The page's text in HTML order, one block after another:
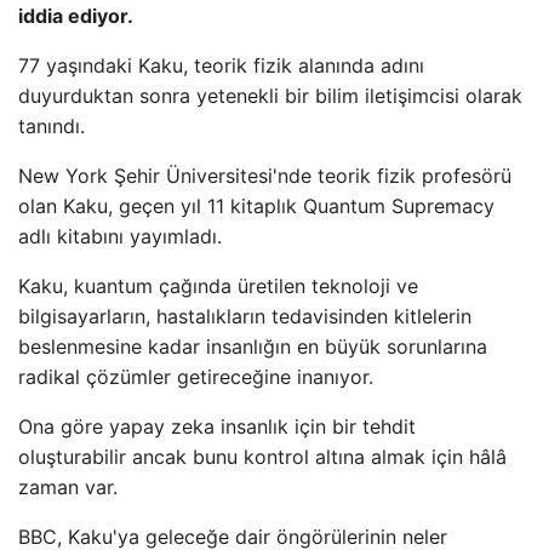
iddia ediyor.
77 yaşındaki Kaku, teorik fizik alanında adını
duyurduktan sonra yetenekli bir bilim iletişimcisi olarak
tanındı.
New York Şehir Üniversitesi'nde teorik fizik profesörü
olan Kaku, geçen yıl 11 kitaplık Quantum Supremacy
adlı kitabını yayımladı.
Kaku, kuantum çağında üretilen teknoloji ve
bilgisayarların, hastalıkların tedavisinden kitlelerin
beslenmesine kadar insanlığın en büyük sorunlarına
radikal çözümler getireceğine inanıyor.
Ona göre yapay zeka insanlık için bir tehdit
oluşturabilir ancak bunu kontrol altına almak için hâlâ
zaman var.
BBC, Kaku'ya geleceğe dair öngörülerinin neler